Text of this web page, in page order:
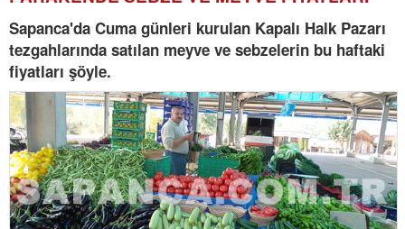
Sapanca'da Cuma günleri kurulan Kapalı Halk Pazarı
tezgahlarında satılan meyve ve sebzelerin bu haftaki
fiyatları şöyle.